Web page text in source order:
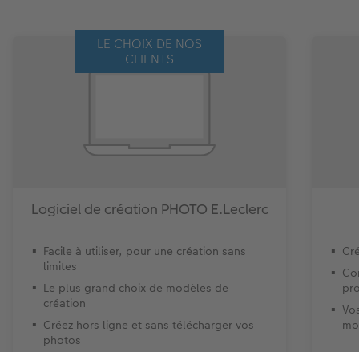
LE CHOIX DE NOS
CLIENTS
Logiciel de création PHOTO E.Leclerc
Facile à utiliser, pour une création sans
limites
Le plus grand choix de modèles de
création
Créez hors ligne et sans télécharger vos
photos